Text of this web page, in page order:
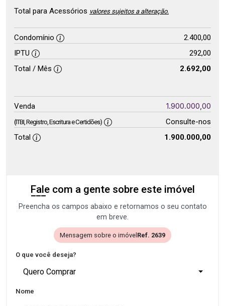
Total para Acessórios valores sujeitos a alteração.
Condomínio
2.400,00
IPTU
292,00
Total / Mês
2.692,00
Venda 1.900.000,00
(ITBI, Registro, Escritura e Certidões)
Consulte-nos
Total
1.900.000,00
Fale com a gente sobre este imóvel
Preencha os campos abaixo e retornamos o seu contato
em breve.
Mensagem sobre o imóvel Ref. 2639
O que você deseja?
Quero Comprar
Nome